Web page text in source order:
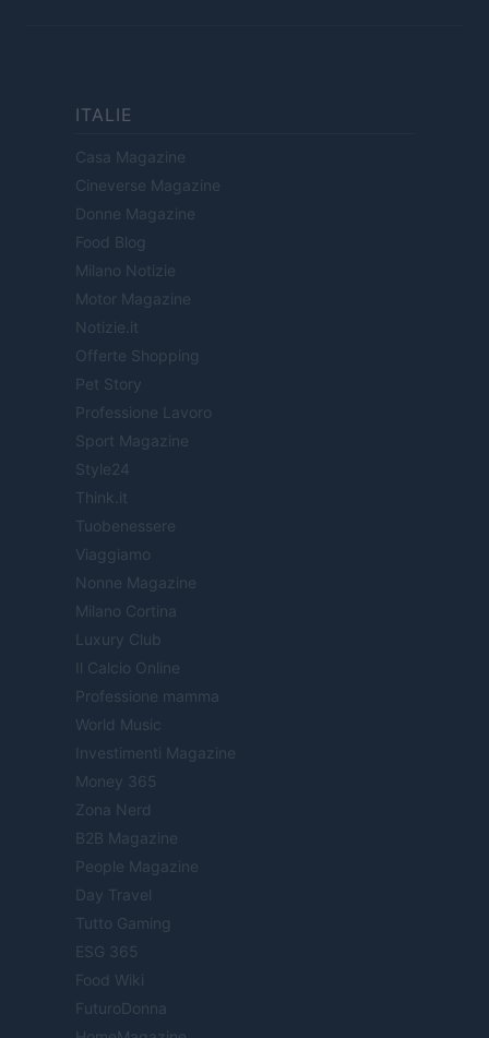
ITALIE
Casa Magazine
Cineverse Magazine
Donne Magazine
Food Blog
Milano Notizie
Motor Magazine
Notizie.it
Offerte Shopping
Pet Story
Professione Lavoro
Sport Magazine
Style24
Think.it
Tuobenessere
Viaggiamo
Nonne Magazine
Milano Cortina
Luxury Club
Il Calcio Online
Professione mamma
World Music
Investimenti Magazine
Money 365
Zona Nerd
B2B Magazine
People Magazine
Day Travel
Tutto Gaming
ESG 365
Food Wiki
FuturoDonna